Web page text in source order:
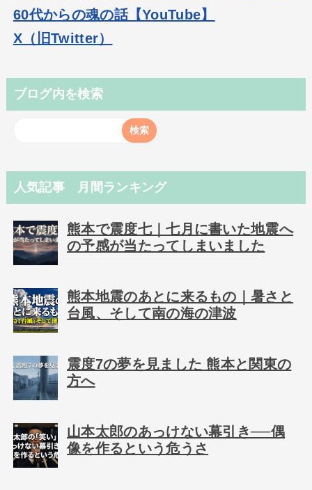
60代からの魂の話【YouTube】
X（旧Twitter）
ブログ内を検索
人気記事 月間ランキング
熊本で震度七｜七月に書いた地震へ
の予感が当たってしまいました
熊本地震のあとに来るもの｜暑さと
台風、そして南の海の津波
震度7の夢を見ました 熊本と関東の
方へ
山本太郎のあっけない幕引き──偶
像を作るという危うさ